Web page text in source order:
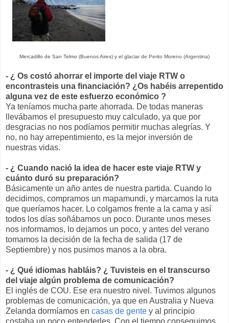
Mercadillo de San Telmo (Buenos Aires) y el glaciar de Perito Moreno (Argentina)
- ¿ Os costó ahorrar el importe del viaje RTW o
encontrasteis una financiación? ¿Os habéis arrepentido
alguna vez de este esfuerzo económico ?
Ya teníamos mucha parte ahorrada. De todas maneras
llevábamos el presupuesto muy calculado, ya que por
desgracias no nos podíamos permitir muchas alegrías. Y
no, no hay arrepentimiento, es la mejor inversión de
nuestras vidas.
- ¿ Cuando nació la idea de hacer este viaje RTW y
cuánto duró su preparación?
Básicamente un año antes de nuestra partida. Cuando lo
decidimos, compramos un mapamundi, y marcamos la ruta
que queríamos hacer. Lo colgamos frente a la cama y así
todos los días soñábamos un poco. Durante unos meses
nos informamos, lo dejamos un poco, y antes del verano
tomamos la decisión de la fecha de salida (17 de
Septiembre) y nos pusimos manos a la obra.
- ¿ Qué idiomas habláis? ¿ Tuvisteis en el transcurso
del viaje algún problema de comunicación?
El inglés de COU. Ese era nuestro nivel. Tuvimos algunos
problemas de comunicación, ya que en Australia y Nueva
Zelanda dormíamos en casas de gente y al principio
costaba un poco entenderles. Con el tiempo conseguimos